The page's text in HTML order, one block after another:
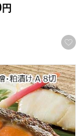
録する
円
ト【おいしいお
との仙台味噌